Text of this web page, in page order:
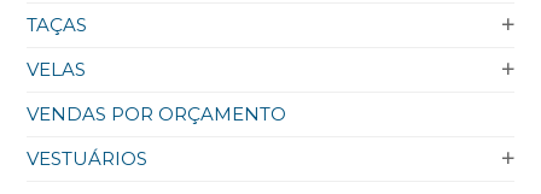
TAÇAS
VELAS
VENDAS POR ORÇAMENTO
VESTUÁRIOS